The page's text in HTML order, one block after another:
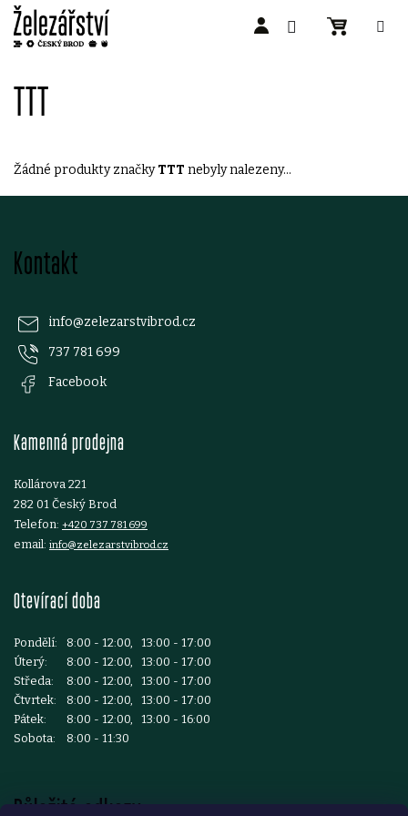
obsah
TTT
Žádné produkty značkyTTT nebyly nalezeny...
Kontakt
info@zelezarstvibrod.cz
737 781 699
Facebook
Kamenná prodejna
Kollárova 221
282 01 Český Brod
Telefon: +420 737 781 699
email: info@zelezarstvibrod.cz
Otevírací doba
Pondělí:
8:00 - 12:00, 13:00 - 17:00
Úterý:
8:00 - 12:00, 13:00 - 17:00
Středa:
8:00 - 12:00, 13:00 - 17:00
Čtvrtek:
8:00 - 12:00, 13:00 - 17:00
Pátek:
8:00 - 12:00, 13:00 - 16:00
Sobota:
8:00 - 11:30